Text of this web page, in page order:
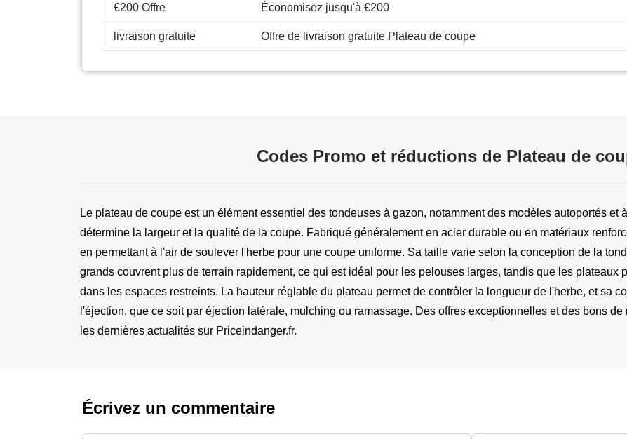
€200 Offre Économisez jusqu'à €200
livraison gratuite Offre de livraison gratuite Plateau de coupe
Codes Promo et réductions de Plateau de
Le plateau de coupe est un élément essentiel des tondeuses à gazon, notamment des modèles autoportés et
détermine la largeur et la qualité de la coupe. Fabriqué généralement en acier durable ou en matériaux
en permettant à l'air de soulever l'herbe pour une coupe uniforme. Sa taille varie selon la conception de la
grands couvrent plus de terrain rapidement, ce qui est idéal pour les pelouses larges, tandis que les plateaux
dans les espaces restreints. La hauteur réglable du plateau permet de contrôler la longueur de l'herbe, et sa
l'éjection, que ce soit par éjection latérale, mulching ou ramassage. Des offres exceptionnelles et des bons
les dernières actualités sur Priceindanger.fr.
Écrivez un commentaire